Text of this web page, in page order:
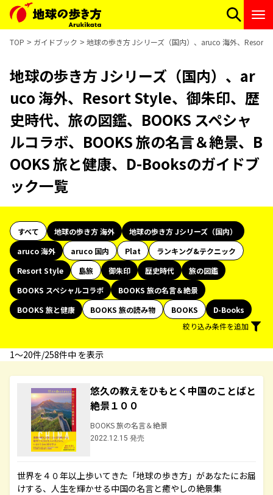
TOP ガイドブック 地球の歩き方 Jシリーズ（国内）、aruco 海外、Resort
地球の歩き方 Jシリーズ（国内）、ar
uco 海外、Resort Style、御朱印、歴
史時代、旅の図鑑、BOOKS スペシャ
ルコラボ、BOOKS 旅の名言＆絶景、B
OOKS 旅と健康、D-Booksのガイドブ
ック一覧
すべて 地球の歩き方 海外
地球の歩き方 Jシリーズ（国内）
aruco 海外
aruco 国内 Plat
ランキング&テクニック
Resort Style
島旅 御朱印 歴史時代
旅の図鑑
BOOKS スペシャルコラボ
BOOKS 旅の名言＆絶景
BOOKS 旅と健康
BOOKS 旅の読み物 BOOKS
D-Books
絞り込み条件を追加
1〜20件/258件中 を表示
悠久の教えをひもとく中国のことばと
絶景１００
BOOKS 旅の名言＆絶景
2022.12.15 発売
世界を４０年以上歩いてきた「地球の歩き方」があなたにお届
けする、人生を輝かせる中国の名言と癒やしの絶景集